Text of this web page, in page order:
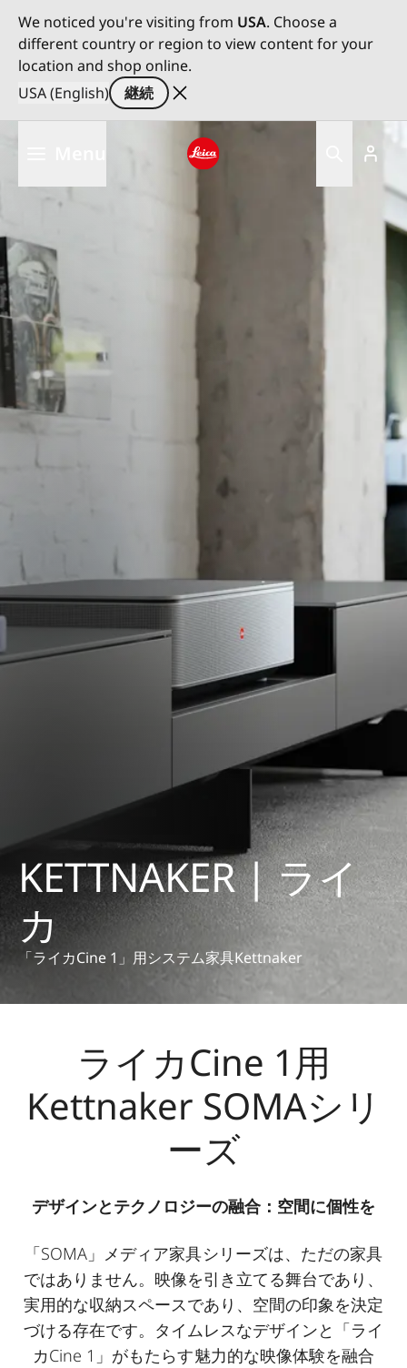
We noticed you're visiting from USA. Choose a
different country or region to view content for your
location and shop online.
USA (English)
継続
テ
ン
ツ
に
移
動
KETTNAKER | ライ
カ
「ライカCine 1」用システム家具Kettnaker
ライカCine 1用
Kettnaker SOMAシリ
ーズ
デザインとテクノロジーの融合：空間に個性を
「SOMA」メディア家具シリーズは、ただの家具
ではありません。映像を引き立てる舞台であり、
実用的な収納スペースであり、空間の印象を決定
づける存在です。タイムレスなデザインと「ライ
カCine 1」がもたらす魅力的な映像体験を融合